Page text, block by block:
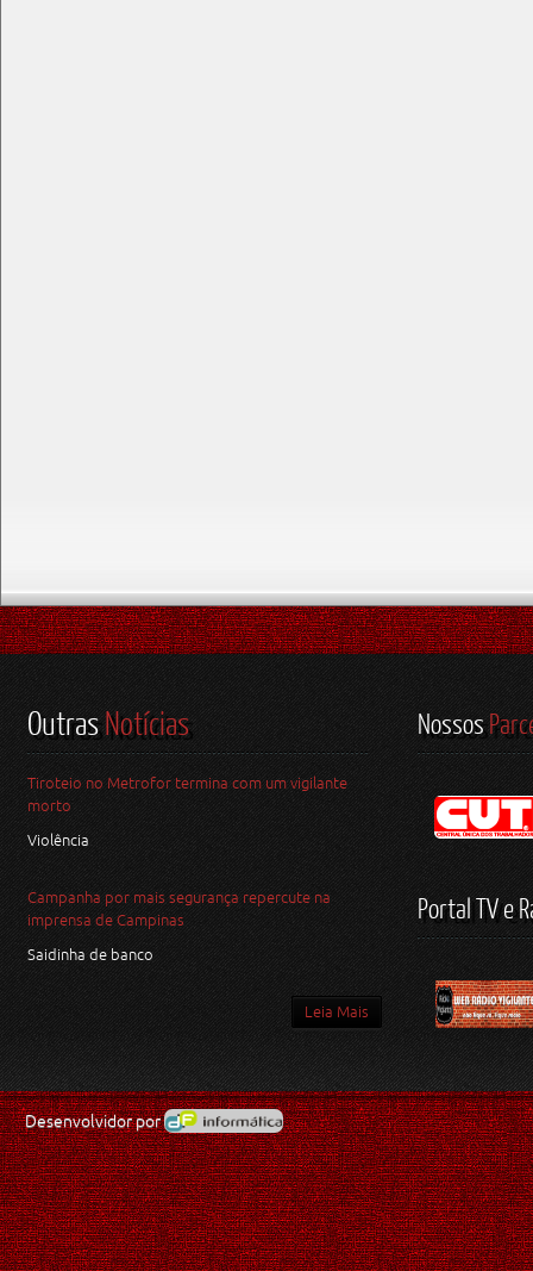
OutrasNotícias
Tiroteio no Metrofor termina com um vigilante
morto
Violência
Campanha por mais segurança repercute na
imprensa de Campinas
Saidinha de banco
Leia Mais
Nossos
Portal TV e
Desenvolvidor por